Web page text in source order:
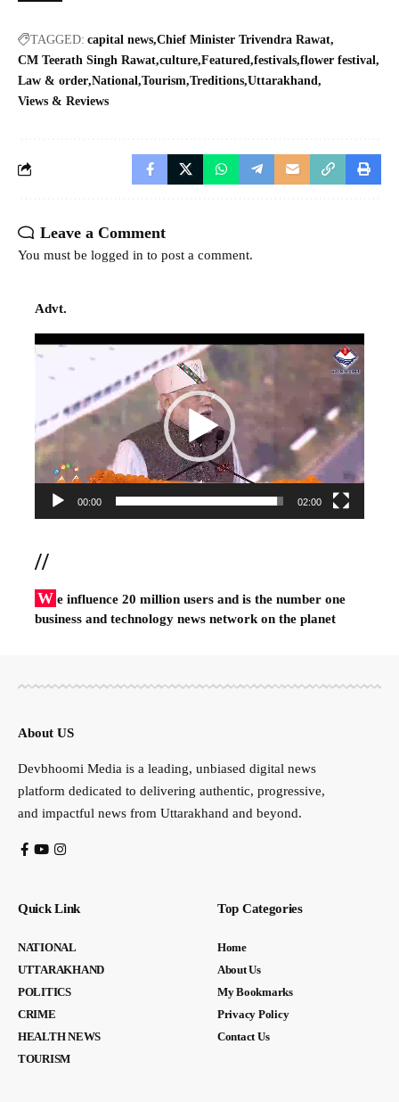
TAGGED: capital news Chief Minister Trivendra Rawat
CM Teerath Singh Rawat culture Featured festivals flower festival
Law & order National Tourism Treditions Uttarakhand
Views & Reviews
Leave a Comment
You must be logged in to post a comment.
Advt.
Video
00:00 02:00
//
W e influence 20 million users and is the number one
business and technology news network on the planet
About US
Devbhoomi Media is a leading, unbiased digital news
platform dedicated to delivering authentic, progressive,
and impactful news from Uttarakhand and beyond.
Quick Link
NATIONAL
UTTARAKHAND
POLITICS
CRIME
HEALTH NEWS
TOURISM
Top Categories
Home
About Us
My Bookmarks
Privacy Policy
Contact Us